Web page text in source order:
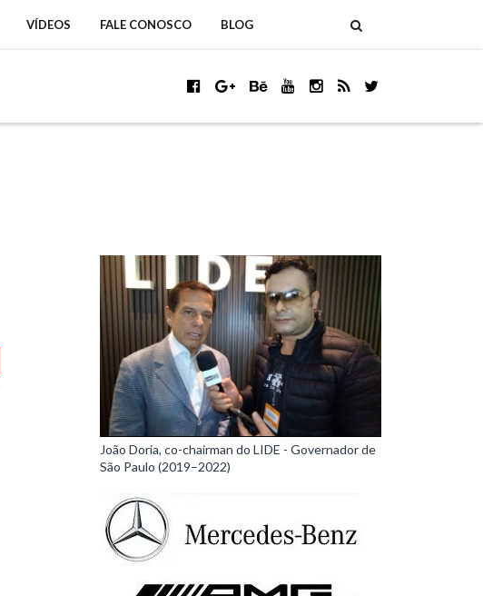
VÍDEOS FALE CONOSCO BLOG
João Doria, co-chairman do LIDE - Governador de
São Paulo (2019–2022)